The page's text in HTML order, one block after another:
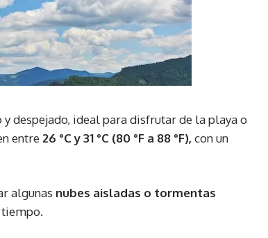
despejado, ideal para disfrutar de la playa o
entre 26 °C y 31 °C (80 °F a 88 °F), con un
algunas nubes aisladas o tormentas